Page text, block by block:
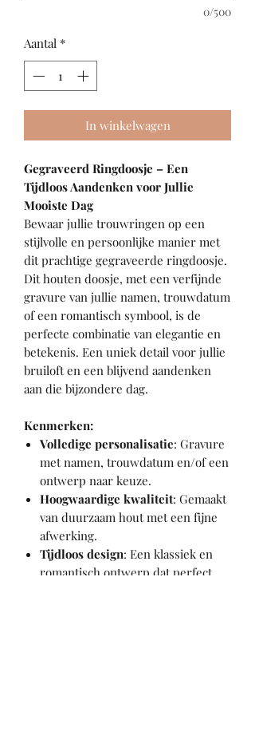
0/500
Aantal *
In winkelwagen
Gegraveerd Ringdoosje – Een
Tijdloos Aandenken voor Jullie
Mooiste Dag
Bewaar jullie trouwringen op een
stijlvolle en persoonlijke manier met
dit prachtige gegraveerde ringdoosje.
Dit houten doosje, met een verfijnde
gravure van jullie namen, trouwdatum
of een romantisch symbool, is de
perfecte combinatie van elegantie en
betekenis. Een uniek detail voor jullie
bruiloft en een blijvend aandenken
aan die bijzondere dag.
Kenmerken:
Volledige personalisatie: Gravure
met namen, trouwdatum en/of een
ontwerp naar keuze.
Hoogwaardige kwaliteit: Gemaakt
van duurzaam hout met een fijne
afwerking.
Tijdloos design: Een klassiek en
romantisch ontwerp dat perfect